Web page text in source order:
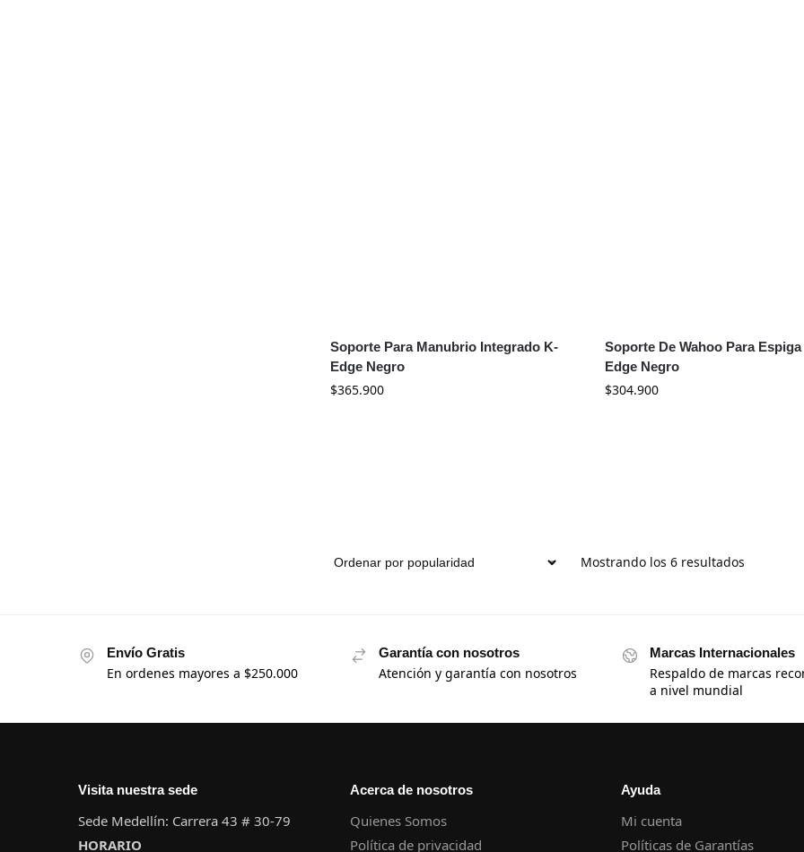
Soporte Para Manubrio Integrado K-
Edge Negro
$365.900
Soporte De Wahoo Para Espiga
Edge Negro
$304.900
Mostrando los 6 resultados
Envío Gratis
En ordenes mayores a $250.000
Garantía con nosotros
Atención y garantía con nosotros
Marcas Internacionales
Respaldo de marcas
a nivel mundial
Visita nuestra sede
Sede Medellín: Carrera 43 # 30-79
HORARIO
Acerca de nosotros
Quienes Somos
Política de privacidad
Ayuda
Mi cuenta
Políticas de Garantías